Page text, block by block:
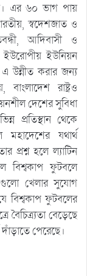
এর ৬০ ভাগ পায়
স্বদেশজাত ও
আদিবাসী ও
ইউরোপীয় ইউনিয়ন
উন্নীত করার জন্য
রাষ্ট্রও
দেশের সুবিধা
প্রতিস্থান থেকে
যথার্থ
প্রশ্ন হলে ল্যাটিন
ফুটবলে
খেলার সুযোগ
বিশ্বকাপ ফুটবলের
বৈচিত্র্যতা বেড়েছে
পেরেছে।